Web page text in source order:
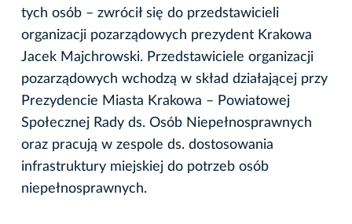
tych osób – zwrócił się do przedstawicieli
organizacji pozarządowych prezydent Krakowa
Jacek Majchrowski. Przedstawiciele organizacji
pozarządowych wchodzą w skład działającej przy
Prezydencie Miasta Krakowa – Powiatowej
Społecznej Rady ds. Osób Niepełnosprawnych
oraz pracują w zespole ds. dostosowania
infrastruktury miejskiej do potrzeb osób
niepełnosprawnych.